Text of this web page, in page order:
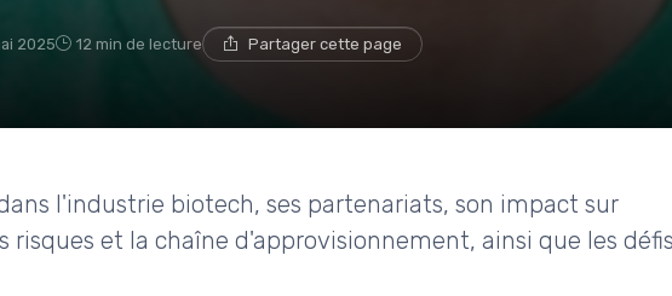
2025 12 min de lecture Partager cette page
l'industrie biotech, ses partenariats, son impact sur
risques et la chaîne d'approvisionnement, ainsi que les défis